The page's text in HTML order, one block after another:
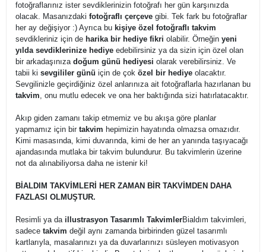
fotoğraflarınız ister sevdiklerinizin fotoğrafı her gün karşınızda
olacak. Masanızdaki fotoğraflı çerçeve gibi. Tek fark bu fotoğraflar
her ay değişiyor :) Ayrıca bu kişiye özel fotoğraflı takvim
sevdikleriniz için de harika bir hediye fikri olabilir. Örneğin yeni
yılda sevdiklerinize hediye edebilirsiniz ya da sizin için özel olan
bir arkadaşınıza doğum günü hediyesi olarak verebilirsiniz. Ve
tabii ki sevgililer günü için de çok özel bir hediye olacaktır.
Sevgilinizle geçirdiğiniz özel anlarınıza ait fotoğraflarla hazırlanan bu
takvim, onu mutlu edecek ve ona her baktığında sizi hatırlatacaktır.
Akıp giden zamanı takip etmemiz ve bu akışa göre planlar
yapmamız için bir takvim hepimizin hayatında olmazsa omazıdır.
Kimi masasında, kimi duvarında, kimi de her an yanında taşıyacağı
ajandasında mutlaka bir takvim bulundurur. Bu takvimlerin üzerine
not da alınabiliyorsa daha ne istenir ki!
BİALDIM TAKVİMLERİ HER ZAMAN BİR TAKVİMDEN DAHA
FAZLASI OLMUŞTUR.
Resimli ya da illustrasyon Tasarımlı TakvimlerBialdım takvimleri,
sadece takvim değil aynı zamanda birbirinden güzel tasarımlı
kartlarıyla, masalarınızı ya da duvarlarınızı süsleyen motivasyon